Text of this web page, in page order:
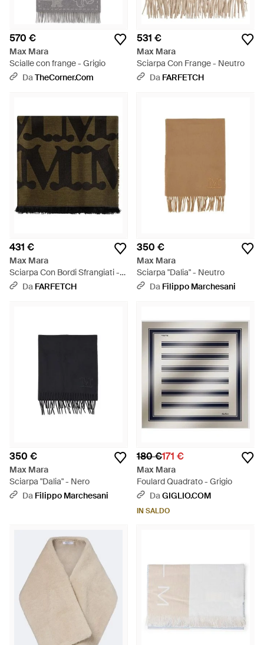
570 €
Max Mara
Scialle con frange - Grigio
DaTheCorner.com
531 €
Max Mara
Sciarpa Con Frange - Neutro
Da FARFETCH
431 €
Max Mara
Sciarpa Con Bordi Sfrangiati -
NeroDa FARFETCH
350 €
Max Mara
Sciarpa "Dalia" - Neutro
Da Filippo Marchesani
350 €
Max Mara
Sciarpa "Dalia" - Nero
Da Filippo Marchesani
180 €171 €
Max Mara
Foulard Quadrato - Grigio
DaGIGLIO.COM
IN SALDO